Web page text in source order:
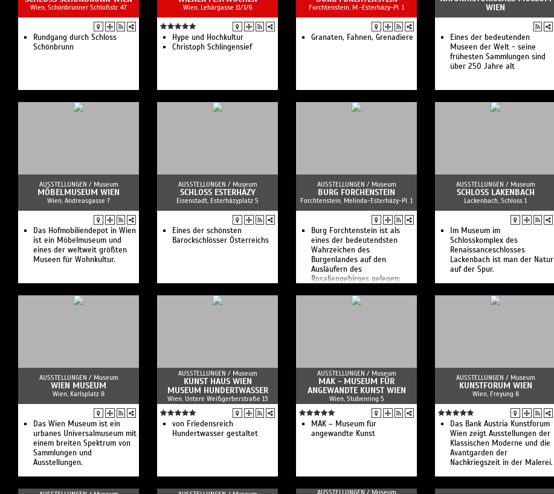
ethnographisches Museum
und beherbergt einige der
weltweit wichtigsten
außereuropäischen
Sammlungen.
Wiener Juden an 2
Standorten
Wien, Schönbrunner Schloßstr. 47
Rundgang durch Schloss
Schönbrunn
Wien, Lehárgasse 11/1/6
Hype und Hochkultur
Christoph Schlingensief
Forchtenstein, M.-Esterházy-Pl. 1
Granaten, Fahnen, Grenadiere
WIEN
Eines der bedeutenden
Museen der Welt - seine
frühesten Sammlungen sind
über 250 Jahre alt
AUSSTELLUNGEN / Museum
MÖBELMUSEUM WIEN
Wien, Andreasgasse 7
Das Hofmobiliendepot in Wien
ist ein Möbelmuseum und
eines der weltweit größten
Museen für Wohnkultur.
AUSSTELLUNGEN / Museum
SCHLOSS ESTERHÁZY
Eisenstadt, Esterházyplatz 5
Eines der schönsten
Barockschlösser Österreichs
AUSSTELLUNGEN / Museum
BURG FORCHENSTEIN
Forchtenstein, Melinda-Esterházy-Pl. 1
Burg Forchtenstein ist als
eines der bedeutendsten
Wahrzeichen des
Burgenlandes auf den
Ausläufern des
Rosaliengebirges gelegen:
AUSSTELLUNGEN / Museum
SCHLOSS LAKENBACH
Lackenbach, Schloss 1
Im Museum im
Schlosskomplex des
Renaissanceschlosses
Lackenbach ist man der Natur
auf der Spur.
AUSSTELLUNGEN / Museum
WIEN MUSEUM
Wien, Karlsplatz 8
Das Wien Museum ist ein
urbanes Universalmuseum mit
einem breiten Spektrum von
Sammlungen und
Ausstellungen.
AUSSTELLUNGEN / Museum
KUNST HAUS WIEN
MUSEUM HUNDERTWASSER
Wien, Untere Weißgerberstraße 13
von Friedensreich
Hundertwasser gestaltet
AUSSTELLUNGEN / Museum
MAK - MUSEUM FÜR
ANGEWANDTE KUNST WIEN
Wien, Stubenring 5
MAK – Museum für
angewandte Kunst
AUSSTELLUNGEN / Museum
KUNSTFORUM WIEN
Wien, Freyung 8
Das Bank Austria Kunstforum
Wien zeigt Ausstellungen der
Klassischen Moderne und die
Avantgarden der
Nachkriegszeit in der Malerei.
AUSSTELLUNGEN / Museum